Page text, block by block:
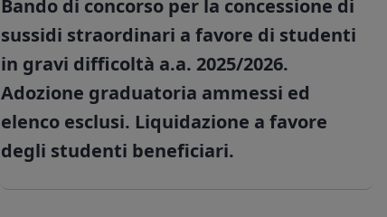
Bando di concorso per la concessione di
sussidi straordinari a favore di studenti
in gravi difficoltà a.a. 2025/2026.
Adozione graduatoria ammessi ed
elenco esclusi. Liquidazione a favore
degli studenti beneficiari.